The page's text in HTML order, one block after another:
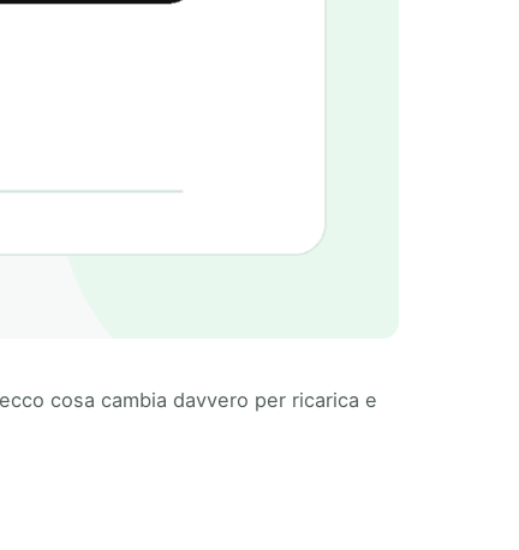
cosa cambia davvero per ricarica e